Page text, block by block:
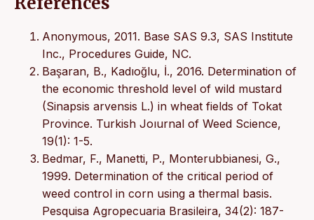
Anonymous, 2011. Base SAS 9.3, SAS Institute
Inc., Procedures Guide, NC.
Başaran, B., Kadıoğlu, İ., 2016. Determination of
the economic threshold level of wild mustard
(Sinapsis arvensis L.) in wheat fields of Tokat
Province. Turkish Joıurnal of Weed Science,
19(1): 1-5.
Bedmar, F., Manetti, P., Monterubbianesi, G.,
1999. Determination of the critical period of
weed control in corn using a thermal basis.
Pesquisa Agropecuaria Brasileira, 34(2): 187-